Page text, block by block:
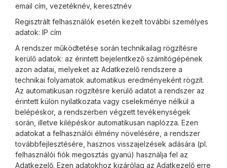
email cím, vezetéknév, keresztnév
Regisztrált felhasználók esetén kezelt további személyes
adatok: IP cím
A rendszer működtetése során technikailag rögzítésre
kerülő adatok: az érintett bejelentkező számítógépének
azon adatai, melyeket az Adatkezelő rendszere a
technikai folyamatok automatikus eredményeként rögzít.
Az automatikusan rögzítésre kerülő adatot a rendszer az
érintett külön nyilatkozata vagy cselekménye nélkül a
belépéskor, a rendszerben végzett tevékenységek
során, illetve kilépéskor automatikusan naplózza. Ezen
adatokat a felhasználói élmény növelésére, a rendszer
továbbfejlesztésére, hasznos visszajelzések adására (pl.
felhasználói fiók megosztás gyanú) használja fel az
Adatkezelő. Ezen adatokhoz kizárólag az Adatkezelő erre